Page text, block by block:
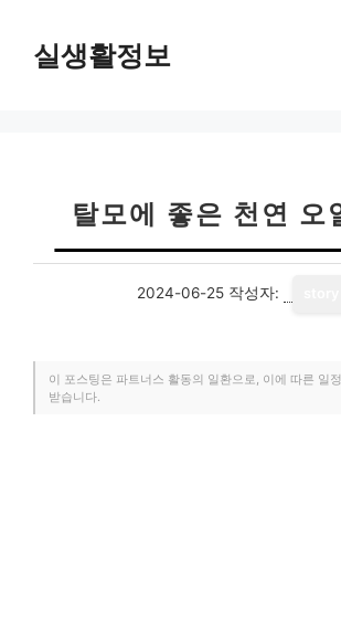
실생활정보
탈모에 좋은 천연 오
2024-06-25 작성자:
이 포스팅은 파트너스 활동의 일환으로, 이에 따른 일
받습니다.